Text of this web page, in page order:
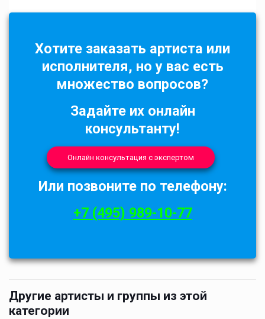
Хотите заказать артиста или
исполнителя, но у вас есть
множество вопросов?
Задайте их онлайн
консультанту!
Онлайн консультация с экспертом
Или позвоните по телефону:
+7 (495) 989-10-77
Другие артисты и группы из этой
категории